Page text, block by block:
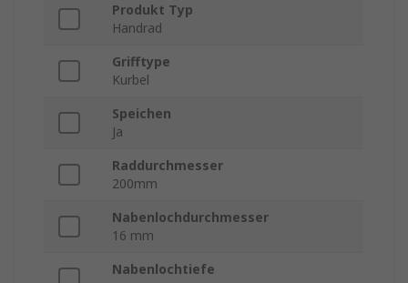
Produkt Typ
Handrad
Grifftype
Kurbel
Speichen
Ja
Raddurchmesser
200mm
Nabenlochdurchmesser
16 mm
Nabenlochtiefe